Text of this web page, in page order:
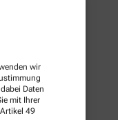
wir
Daten
mit Ihrer
49